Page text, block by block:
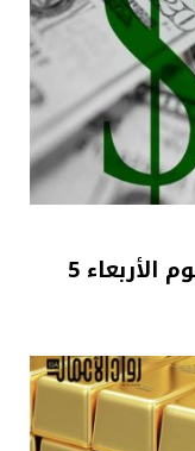
أسعار العملات مقابل الريال اليوم الأربعاء 5